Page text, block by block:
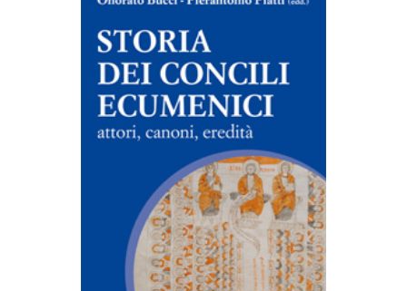
AGGIUNGI AL CARRELLO